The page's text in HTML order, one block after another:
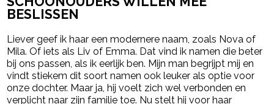
BESLISSEN
Liever geef ik haar een modernere naam, zoals Nova of
Mila. Of iets als Liv of Emma. Dat vind ik namen die beter
bij ons passen, als ik eerlijk ben. Mijn man begrijpt mij en
vindt stiekem dit soort namen ook leuker als optie voor
onze dochter. Maar ja, hij voelt zich wel verbonden en
verplicht naar zijn familie toe. Nu stelt hij voor haar